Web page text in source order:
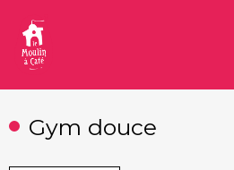
contenu
Gym douce